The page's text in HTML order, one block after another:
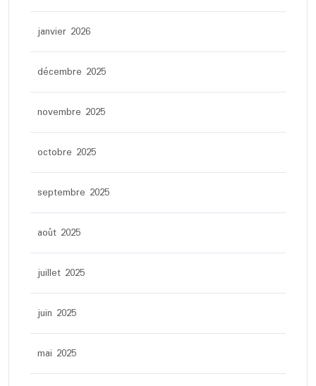
janvier 2026
décembre 2025
novembre 2025
octobre 2025
septembre 2025
août 2025
juillet 2025
juin 2025
mai 2025